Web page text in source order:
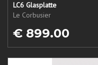
LC6 Glasplatte
Le Corbusier
€ 899.00